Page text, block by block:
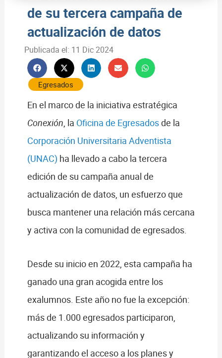
de su tercera campaña de
actualización de datos
Publicada el: 11 Dic 2024
Egresados
En el marco de la iniciativa estratégica
Conexión, la Oficina de Egresadosde la
Corporación Universitaria Adventista
(UNAC) ha llevado a cabo la tercera
edición de su campaña anual de
actualización de datos, un esfuerzo que
busca mantener una relación más cercana
y activa con la comunidad de egresados.
Desde su inicio en 2022, esta campaña ha
ganado una gran acogida entre los
exalumnos. Este año no fue la excepción:
más de 1.000 egresados participaron,
actualizando su información y
garantizando el acceso a los planes y